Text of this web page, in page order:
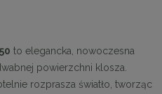
to elegancka, nowoczesna
powierzchni klosza.
rozprasza światło, tworząc